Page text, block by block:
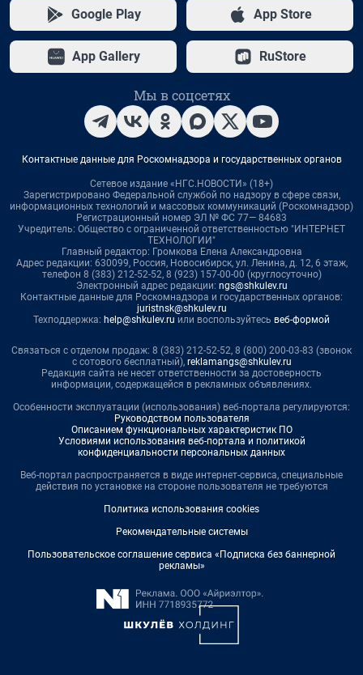
Google Play App Store
App Gallery RuStore
Мы в соцсетях
Контактные данные для Роскомнадзора и государственных органов
Сетевое издание «НГС.НОВОСТИ» (18+)
Зарегистрировано Федеральной службой по надзору в сфере связи,
информационных технологий и массовых коммуникаций (Роскомнадзор)
Регистрационный номер ЭЛ № ФС 77— 84683
Учредитель: Общество с ограниченной ответственностью "ИНТЕРНЕТ
ТЕХНОЛОГИИ"
Главный редактор: Громкова Елена Александровна
Адрес редакции: 630099, Россия, Новосибирск, ул. Ленина, д. 12, 6 этаж,
телефон 8 (383) 212-52-52, 8 (923) 157-00-00 (круглосуточно)
Электронный адрес редакции: ngs@shkulev.ru
Контактные данные для Роскомнадзора и государственных органов:
juristnsk@shkulev.ru
Техподдержка: help@shkulev.ru или воспользуйтесь веб-формой
Связаться с отделом продаж: 8 (383) 212-52-52, 8 (800) 200-03-83 (звонок
с сотового бесплатный), reklamangs@shkulev.ru
Редакция сайта не несет ответственности за достоверность
информации, содержащейся в рекламных объявлениях.
Особенности эксплуатации (использования) веб-портала регулируются:
Руководством пользователя
Описанием функциональных характеристик ПО
Условиями использования веб-портала и политикой
конфиденциальности персональных данных
Веб-портал распространяется в виде интернет-сервиса, специальные
действия по установке на стороне пользователя не требуются
Политика использования cookies
Рекомендательные системы
Пользовательское соглашение сервиса «Подписка без баннерной
рекламы»